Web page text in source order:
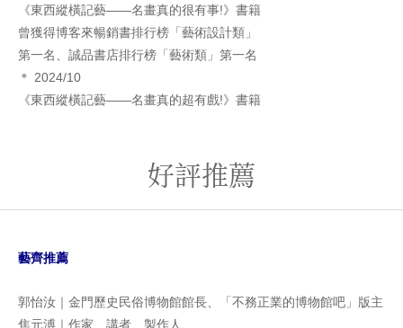
《東西縱橫記藝――名畫真的很有事!》書籍
曾獲得博客來暢銷書排行榜「藝術設計類」
第一名、誠品書店排行榜「藝術類」第一名
＊ 2024/10
《東西縱橫記藝――名畫真的超有戲!》書籍
好評推薦
藝齊推薦
郭怡汝｜金門歷史民俗博物館館長、「不務正業的博物館吧」版主
焦元溥｜作家、講者、製作人